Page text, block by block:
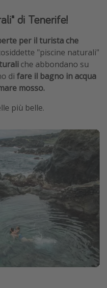
di Tenerife!
per il turista che
"piscine naturali"
che abbondano su
di fare il bagno in acqua
mosso.
più belle.